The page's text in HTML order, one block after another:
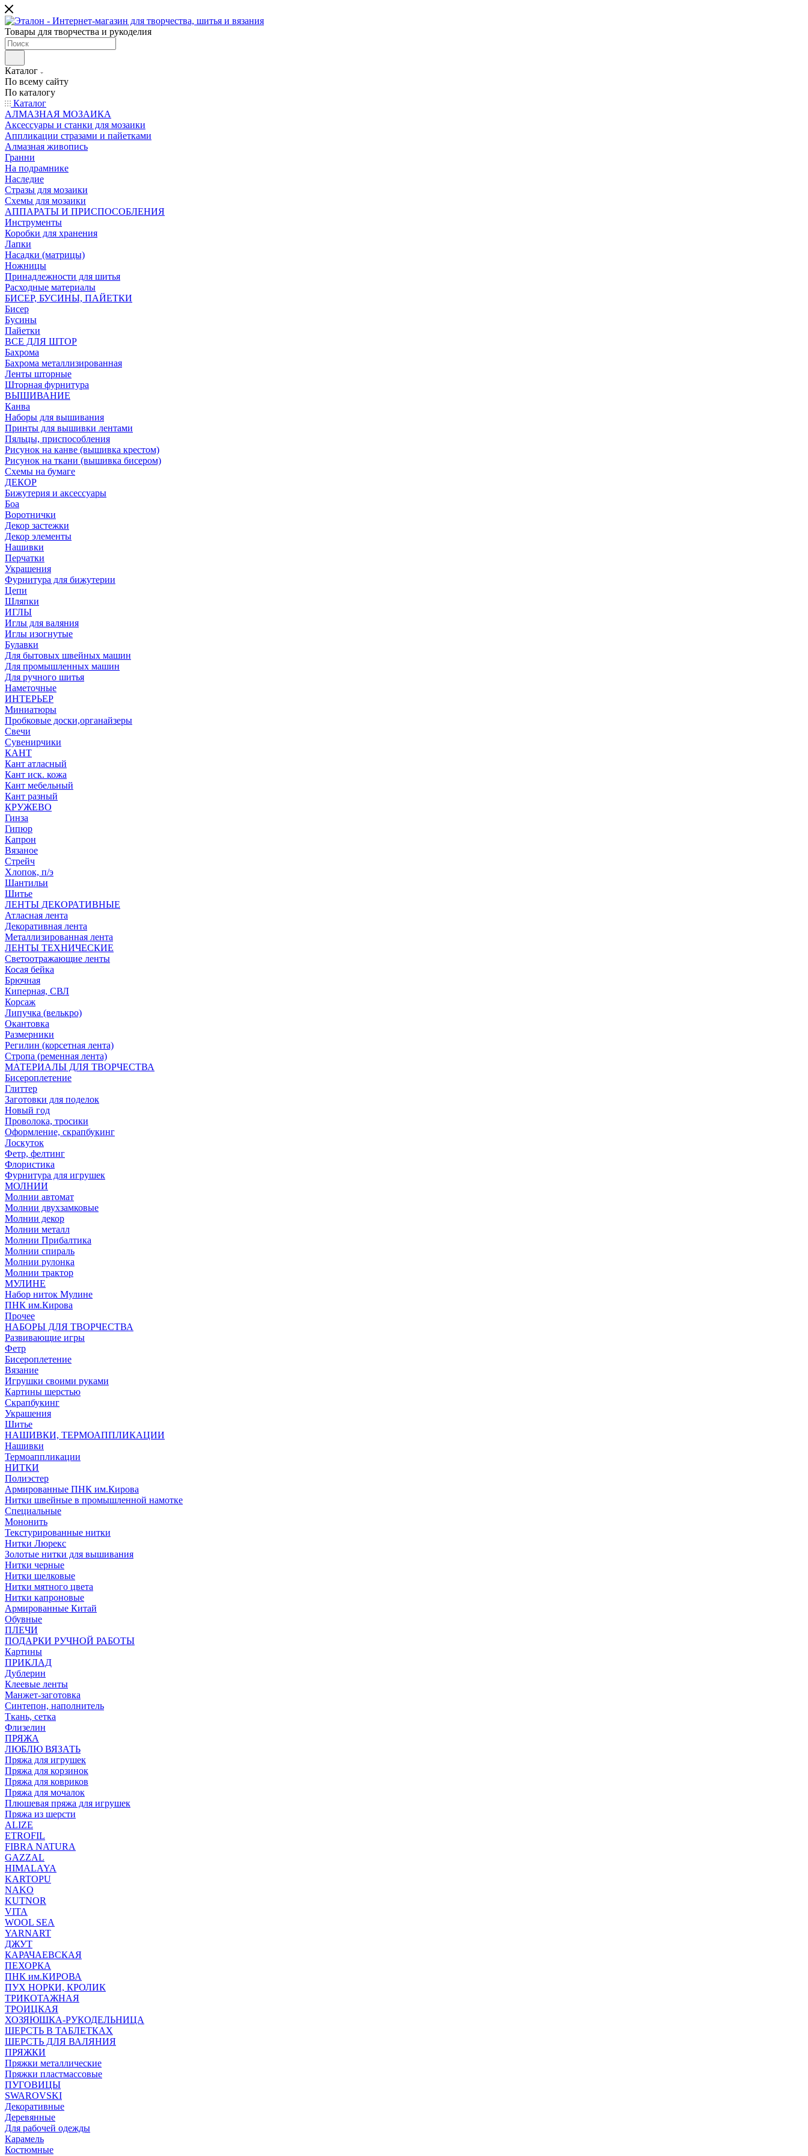
Товары для творчества и рукоделия
Каталог
По всему сайту
По каталогу
Каталог
АЛМАЗНАЯ МОЗАИКА
Аксессуары и станки для мозаики
Аппликации стразами и пайетками
Алмазная живопись
Гранни
На подрамнике
Наследие
Стразы для мозаики
Схемы для мозаики
АППАРАТЫ И ПРИСПОСОБЛЕНИЯ
Инструменты
Коробки для хранения
Лапки
Насадки (матрицы)
Ножницы
Принадлежности для шитья
Расходные материалы
БИСЕР, БУСИНЫ, ПАЙЕТКИ
Бисер
Бусины
Пайетки
ВСЕ ДЛЯ ШТОР
Бахрома
Бахрома металлизированная
Ленты шторные
Шторная фурнитура
ВЫШИВАНИЕ
Канва
Наборы для вышивания
Принты для вышивки лентами
Пяльцы, приспособления
Рисунок на канве (вышивка крестом)
Рисунок на ткани (вышивка бисером)
Схемы на бумаге
ДЕКОР
Бижутерия и аксессуары
Боа
Воротнички
Декор застежки
Декор элементы
Нашивки
Перчатки
Украшения
Фурнитура для бижутерии
Цепи
Шляпки
ИГЛЫ
Иглы для валяния
Иглы изогнутые
Булавки
Для бытовых швейных машин
Для промышленных машин
Для ручного шитья
Наметочные
ИНТЕРЬЕР
Миниатюры
Пробковые доски,органайзеры
Свечи
Сувенирчики
КАНТ
Кант атласный
Кант иск. кожа
Кант мебельный
Кант разный
КРУЖЕВО
Гинза
Гипюр
Капрон
Вязаное
Стрейч
Хлопок, п/э
Шантильи
Шитье
ЛЕНТЫ ДЕКОРАТИВНЫЕ
Атласная лента
Декоративная лента
Металлизированная лента
ЛЕНТЫ ТЕХНИЧЕСКИЕ
Светоотражающие ленты
Косая бейка
Брючная
Киперная, СВЛ
Корсаж
Липучка (велькро)
Окантовка
Размерники
Регилин (корсетная лента)
Стропа (ременная лента)
МАТЕРИАЛЫ ДЛЯ ТВОРЧЕСТВА
Бисероплетение
Глиттер
Заготовки для поделок
Новый год
Проволока, тросики
Оформление, скрапбукинг
Лоскуток
Фетр, фелтинг
Флористика
Фурнитура для игрушек
МОЛНИИ
Молнии автомат
Молнии двухзамковые
Молнии декор
Молнии металл
Молнии Прибалтика
Молнии спираль
Молнии рулонка
Молнии трактор
МУЛИНЕ
Набор ниток Мулине
ПНК им.Кирова
Прочее
НАБОРЫ ДЛЯ ТВОРЧЕСТВА
Развивающие игры
Фетр
Бисероплетение
Вязание
Игрушки своими руками
Картины шерстью
Скрапбукинг
Украшения
Шитье
НАШИВКИ, ТЕРМОАППЛИКАЦИИ
Нашивки
Термоаппликации
НИТКИ
Полиэстер
Армированные ПНК им.Кирова
Нитки швейные в промышленной намотке
Специальные
Мононить
Текстурированные нитки
Нитки Люрекс
Золотые нитки для вышивания
Нитки черные
Нитки шелковые
Нитки мятного цвета
Нитки капроновые
Армированные Китай
Обувные
ПЛЕЧИ
ПОДАРКИ РУЧНОЙ РАБОТЫ
Картины
ПРИКЛАД
Дублерин
Клеевые ленты
Манжет-заготовка
Синтепон, наполнитель
Ткань, сетка
Флизелин
ПРЯЖА
ЛЮБЛЮ ВЯЗАТЬ
Пряжа для игрушек
Пряжа для корзинок
Пряжа для ковриков
Пряжа для мочалок
Плюшевая пряжа для игрушек
Пряжа из шерсти
ALIZE
ETROFIL
FIBRA NATURA
GAZZAL
HIMALAYA
KARTOPU
NAKO
KUTNOR
VITA
WOOL SEA
YARNART
ДЖУТ
КАРАЧАЕВСКАЯ
ПЕХОРКА
ПНК им.КИРОВА
ПУХ НОРКИ, КРОЛИК
ТРИКОТАЖНАЯ
ТРОИЦКАЯ
ХОЗЯЮШКА-РУКОДЕЛЬНИЦА
ШЕРСТЬ В ТАБЛЕТКАХ
ШЕРСТЬ ДЛЯ ВАЛЯНИЯ
ПРЯЖКИ
Пряжки металлические
Пряжки пластмассовые
ПУГОВИЦЫ
SWAROVSKI
Декоративные
Деревянные
Для рабочей одежды
Карамель
Костюмные